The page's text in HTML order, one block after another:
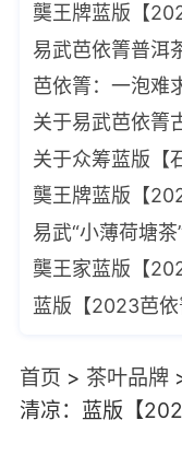
关于易武芭依箐
首页 > 茶叶品牌
清凉：蓝版【